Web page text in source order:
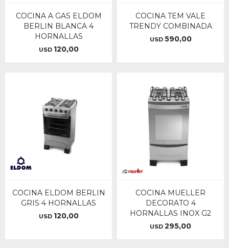
COCINA A GAS ELDOM
BERLIN BLANCA 4
HORNALLAS
USD 120,00
COCINA TEM VALE
TRENDY COMBINADA
USD 590,00
COCINA ELDOM BERLIN
GRIS 4 HORNALLAS
USD 120,00
COCINA MUELLER
DECORATO 4
HORNALLAS INOX G2
USD 295,00